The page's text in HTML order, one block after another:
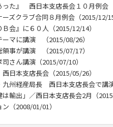
った』 西日本支店長会１０月例会
ズクラブ合同８月例会（2015/12/
会』に６０人（2015/12/14）
マに講演 （2015/08/26）
事が講演 （2015/07/17）
さん講演（2015/07/10）
日本支店長会（2015/05/26）
九州経産局長 西日本支店長会で講
輸出」／西日本支店長会2月（
（2008/01/01）